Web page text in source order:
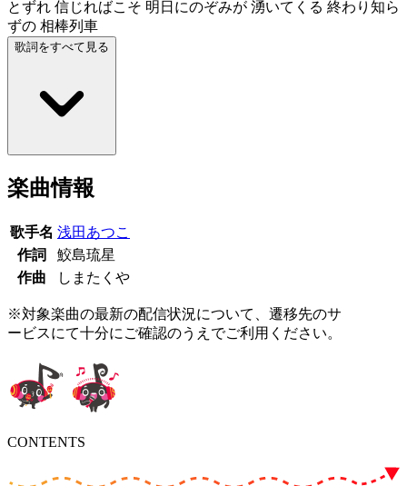
とずれ 信じればこそ 明日にのぞみが 湧いてくる 終わり知ら
ずの 相棒列車
歌詞をすべて見る
楽曲情報
歌手名 浅田あつこ
作詞
鮫島琉星
作曲
しまたくや
※対象楽曲の最新の配信状況について、遷移先のサ
ービスにて十分にご確認のうえでご利用ください。
CONTENTS